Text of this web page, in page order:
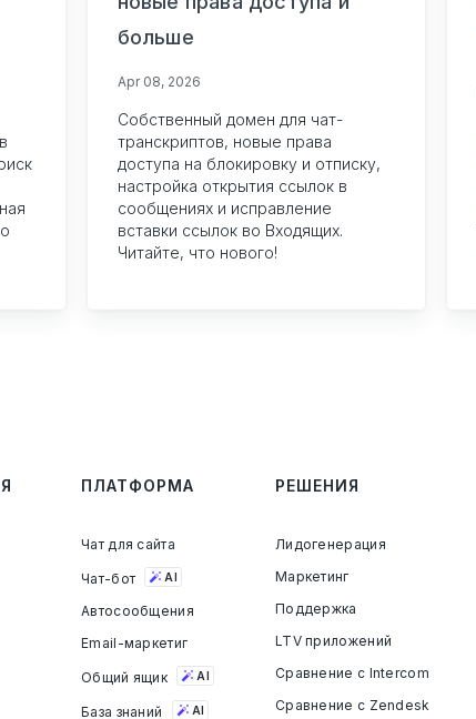
больше
Apr 08, 2026
Собственный домен для чат-
транскриптов, новые права
доступа на блокировку и отписку,
настройка открытия ссылок в
сообщениях и исправление
вставки ссылок во Входящих.
Читайте, что нового!
ПЛАТФОРМА
Чат для сайта
Чат-бот AI
Aвтосообщения
Email-маркетиг
Общий ящик AI
База знаний AI
РЕШЕНИЯ
Лидогенерация
Маркетинг
Поддержка
LTV приложений
Сравнение с Intercom
Сравнение с Zendesk